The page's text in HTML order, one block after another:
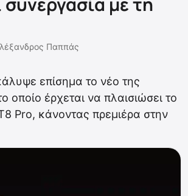
Παππάς
επίσημα το νέο της
οποίο έρχεται να πλαισιώσει το
Pro, κάνοντας πρεμιέρα στην